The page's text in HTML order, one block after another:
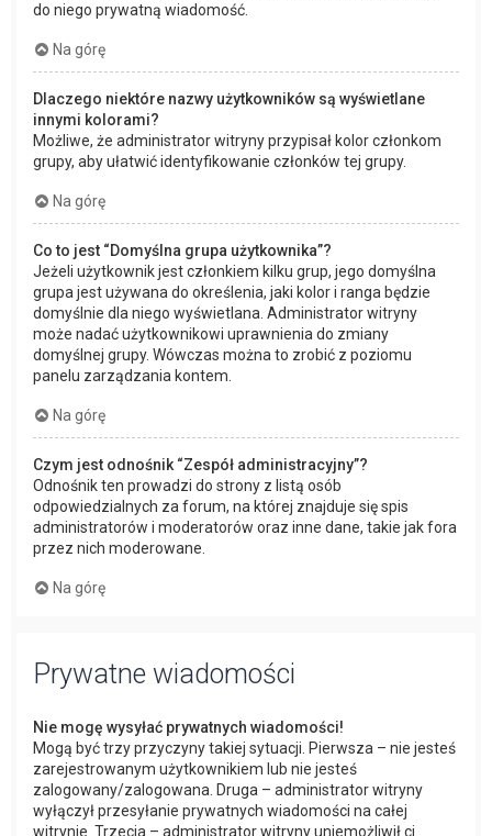
do niego prywatną wiadomość.
Na górę
Dlaczego niektóre nazwy użytkowników są wyświetlane
innymi kolorami?
Możliwe, że administrator witryny przypisał kolor członkom
grupy, aby ułatwić identyfikowanie członków tej grupy.
Na górę
Co to jest “Domyślna grupa użytkownika”?
Jeżeli użytkownik jest członkiem kilku grup, jego domyślna
grupa jest używana do określenia, jaki kolor i ranga będzie
domyślnie dla niego wyświetlana. Administrator witryny
może nadać użytkownikowi uprawnienia do zmiany
domyślnej grupy. Wówczas można to zrobić z poziomu
panelu zarządzania kontem.
Na górę
Czym jest odnośnik “Zespół administracyjny”?
Odnośnik ten prowadzi do strony z listą osób
odpowiedzialnych za forum, na której znajduje się spis
administratorów i moderatorów oraz inne dane, takie jak fora
przez nich moderowane.
Na górę
Prywatne wiadomości
Nie mogę wysyłać prywatnych wiadomości!
Mogą być trzy przyczyny takiej sytuacji. Pierwsza – nie jesteś
zarejestrowanym użytkownikiem lub nie jesteś
zalogowany/zalogowana. Druga – administrator witryny
wyłączył przesyłanie prywatnych wiadomości na całej
witrynie. Trzecia – administrator witryny uniemożliwił ci